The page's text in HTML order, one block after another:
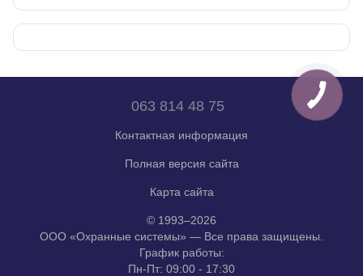
063 814 48 75
Контактная информация
Полная версия сайта
Карта сайта
© 1993–2026
ООО «Охранные системы» — Все права защищены.
График работы:
Пн-Пт: 09:00 - 17:30